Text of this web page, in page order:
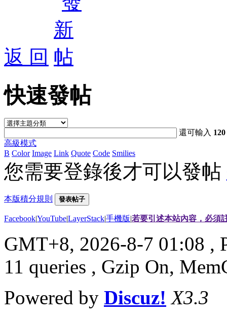
返 回
快速發帖
還可輸入 120
高級模式
B Color Image Link Quote Code Smilies
您需要登錄後才可以發帖
本版積分規則 發表帖子
Facebook|YouTube|LayerStack|手機版|若要引述本站內容，必須
GMT+8, 2026-8-7 01:08 ,
11 queries , Gzip On,
Powered by Discuz! X3.3